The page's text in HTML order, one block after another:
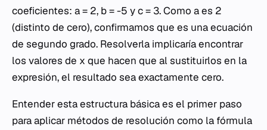
coeficientes: a = 2, b = -5 yc = 3. Como aes 2
(distinto de cero), confirmamos que es una ecuación
de segundo grado. Resolverla implicaría encontrar
los valores de x que hacen que al sustituirlos en la
expresión, el resultado sea exactamente cero.
Entender esta estructura básica es el primer paso
para aplicar métodos de resolución como la fórmula